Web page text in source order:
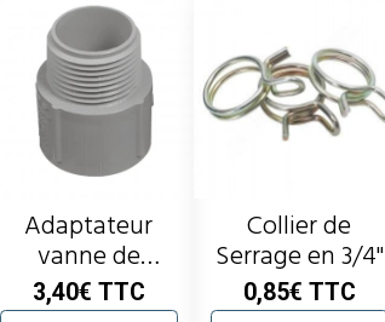
Adaptateur
vanne de
vidange 3/4"
3,40€ TTC
Collier de
Serrage en 3/4"
0,85€ TTC